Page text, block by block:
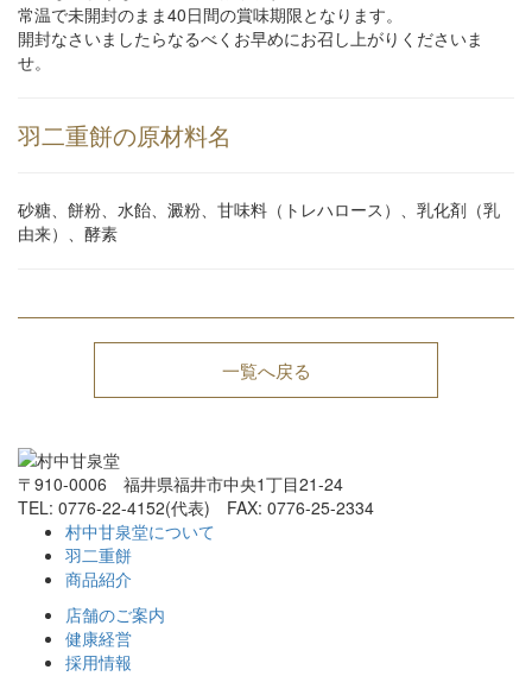
常温で未開封のまま40日間の賞味期限となります。
開封なさいましたらなるべくお早めにお召し上がりくださいま
せ。
羽二重餅の原材料名
砂糖、餅粉、水飴、澱粉、甘味料（トレハロース）、乳化剤（乳
由来）、酵素
一覧へ戻る
〒910-0006 福井県福井市中央1丁目21-24
TEL: 0776-22-4152(代表) FAX: 0776-25-2334
村中甘泉堂について
羽二重餅
商品紹介
店舗のご案内
健康経営
採用情報